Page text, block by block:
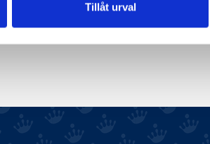
Tillåt urval